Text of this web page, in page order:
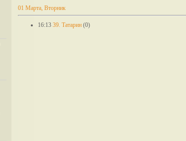
01 Марта, Вторник
16:13 39. Татарин (0)